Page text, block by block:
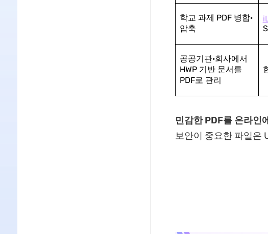
학교 과제 PDF 병합·
압축
공공기관·회사에서
HWP 기반 문서를
PDF로 관리
민감한 PDF를 온라인
보안이 중요한 파일은